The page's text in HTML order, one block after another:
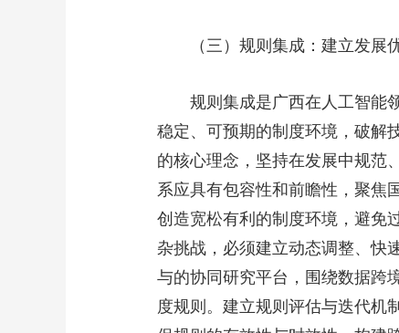
（三）规则集成：建立发展
规则集成是广西在人工智能
稳定、可预期的制度环境，破解
的核心理念，坚持在发展中规范
系应具有包容性和前瞻性，聚焦
创造宽松有利的制度环境，避免
杂挑战，必须建立动态调整、快
与的协同研究平台，围绕数据跨
度规则。建立规则评估与迭代机